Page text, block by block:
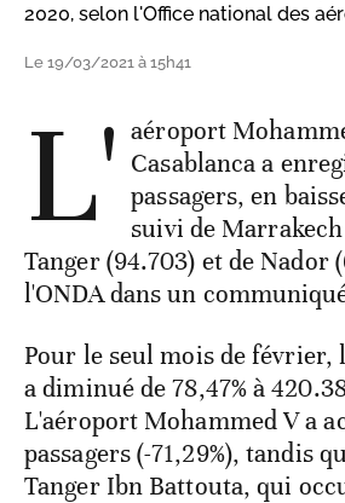
2020, selon l'Office national des
Le 19/03/2021 à 15h41
L' aéroport
Casablanca a
passagers, en
suivi de
Tanger (94.703) et de Nador
l'ONDA dans un
Pour le seul mois de
a diminué de 78,47% à
L'aéroport Mohammed V a
passagers (-71,29%), tandis
Tanger Ibn Battouta, qui